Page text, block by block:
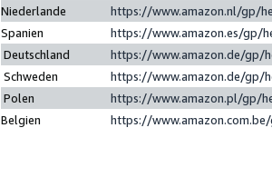
Niederlande
https://www.amazon.nl/gp/
Spanien
https://www.amazon.es/gp/
Deutschland
https://www.amazon.de/gp/
Schweden
https://www.amazon.de/gp/
Polen
https://www.amazon.pl/gp/
Belgien
https://